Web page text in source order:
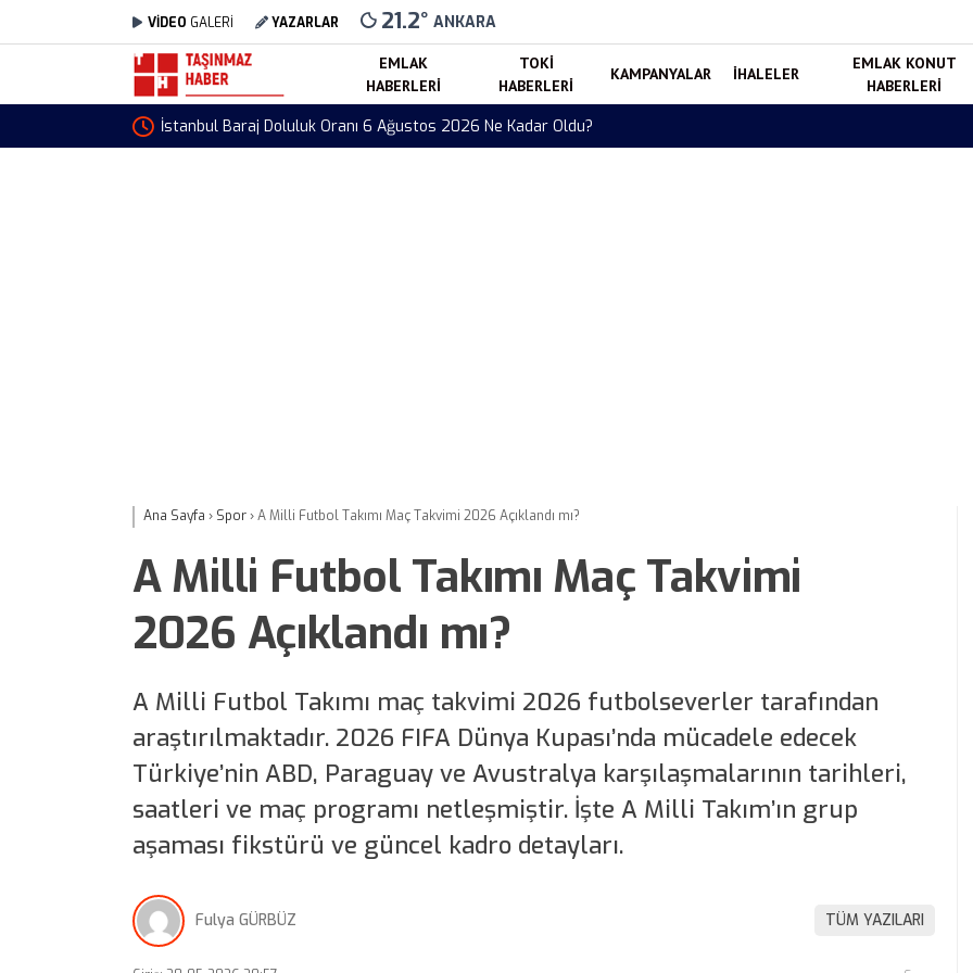
VİDEO GALERİ YAZARLAR 21.2° ANKARA
EMLAK
HABERLERI
TOKI
HABERLERI
KAMPANYALAR İHALELER
EMLAK KONUT
HABERLERI
Altın Fiyatları 6 Ağustos 2026 Kaç TL? Gram, Çeyrek ve Cumhuriyet Altını Fiyatları Güncellendi
Ana Sayfa › Spor›A Milli Futbol Takımı Maç Takvimi 2026 Açıklandı mı?
A Milli Futbol Takımı Maç Takvimi
2026 Açıklandı mı?
A Milli Futbol Takımı maç takvimi 2026 futbolseverler tarafından
araştırılmaktadır. 2026 FIFA Dünya Kupası’nda mücadele edecek
Türkiye’nin ABD, Paraguay ve Avustralya karşılaşmalarının tarihleri,
saatleri ve maç programı netleşmiştir. İşte A Milli Takım’ın grup
aşaması fikstürü ve güncel kadro detayları.
Fulya GÜRBÜZ TÜM YAZILARI